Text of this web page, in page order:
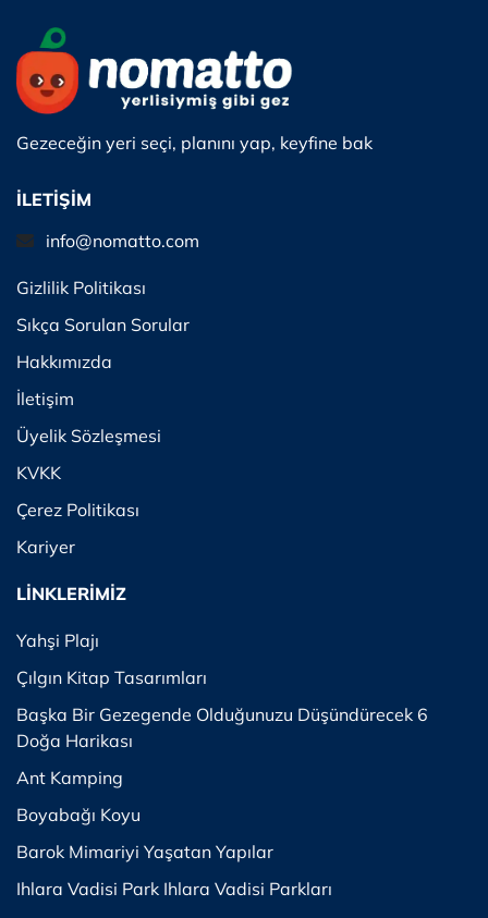
Gezeceğin yeri seçi, planını yap, keyfine bak
İLETİŞİM
info@nomatto.com
Gizlilik Politikası
Sıkça Sorulan Sorular
Hakkımızda
İletişim
Üyelik Sözleşmesi
KVKK
Çerez Politikası
Kariyer
LİNKLERİMİZ
Yahşi Plajı
Çılgın Kitap Tasarımları
Başka Bir Gezegende Olduğunuzu Düşündürecek 6
Doğa Harikası
Ant Kamping
Boyabağı Koyu
Barok Mimariyi Yaşatan Yapılar
Ihlara Vadisi Park Ihlara Vadisi Parkları